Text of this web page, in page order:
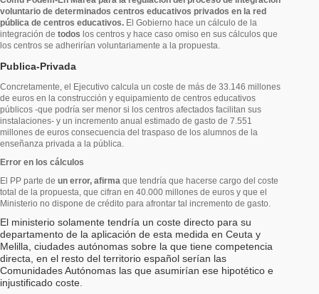
voluntario de determinados centros educativos privados en la red
pública de centros educativos. El Gobierno hace un cálculo de la
integración de todos los centros y hace caso omiso en sus cálculos que
los centros se adherirían voluntariamente a la propuesta.
Publica-Privada
Concretamente, el Ejecutivo calcula un coste de más de 33.146 millones
de euros en la construcción y equipamiento de centros educativos
públicos -que podría ser menor si los centros afectados facilitan sus
instalaciones- y un incremento anual estimado de gasto de 7.551
millones de euros consecuencia del traspaso de los alumnos de la
enseñanza privada a la pública.
Error en los cálculos
El PP parte de un error, afirma que tendría que hacerse cargo del coste
total de la propuesta, que cifran en 40.000 millones de euros y que el
Ministerio no dispone de crédito para afrontar tal incremento de gasto.
El ministerio solamente tendría un coste directo para su
departamento de la aplicación de esta medida en Ceuta y
Melilla, ciudades autónomas sobre la que tiene competencia
directa, en el resto del territorio español serían las
Comunidades Autónomas las que asumirían ese hipotético e
injustificado coste.